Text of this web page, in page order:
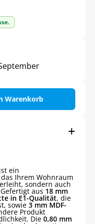
Warenkorb
ist ein
Ihrem Wohnraum
sondern auch
aus 18 mm
in E1-Qualität, die
sowie 3 mm MDF-
Produkt
Die 0,80 mm